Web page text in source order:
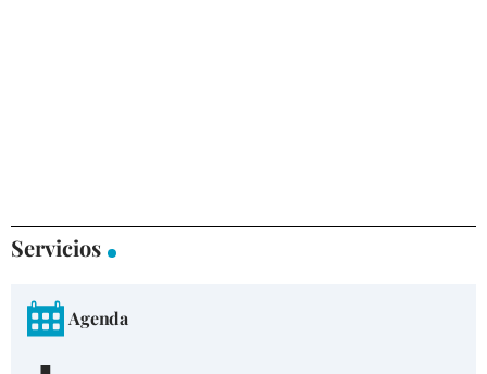
Servicios
Agenda